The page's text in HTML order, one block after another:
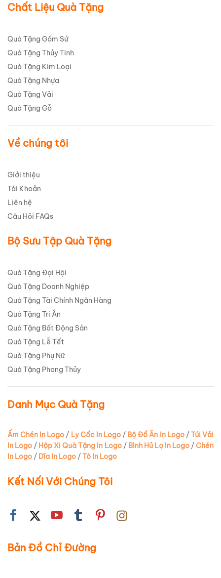
Chất Liệu Quà Tặng
Quà Tặng Gốm Sứ
Quà Tặng Thủy Tinh
Quà Tặng Kim Loại
Quà Tặng Nhựa
Quà Tặng Vải
Quà Tặng Gỗ
Về chúng tôi
Giới thiệu
Tài Khoản
Liên hệ
Câu Hỏi FAQs
Bộ Sưu Tập Quà Tặng
Quà Tặng Đại Hội
Quà Tặng Doanh Nghiệp
Quà Tặng Tài Chính Ngân Hàng
Quà Tặng Tri Ân
Quà Tặng Bất Động Sản
Quà Tặng Lễ Tết
Quà Tặng Phụ Nữ
Quà Tặng Phong Thủy
Danh Mục Quà Tặng
Ấm Chén In Logo / Ly Cốc In Logo/ Bộ Đồ Ăn In Logo/Túi Vải
In Logo / Hộp Xi Quà Tặng In Logo/ Bình Hủ Lọ In Logo/Chén
In Logo / Dĩa In Logo /Tô In Logo
Kết Nối Với Chúng Tôi
Bản Đồ Chỉ Đường